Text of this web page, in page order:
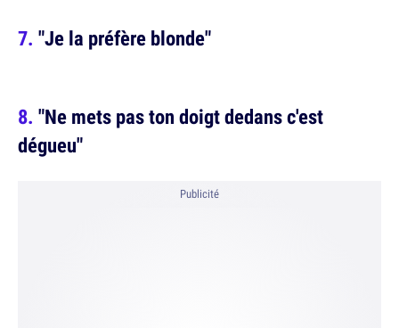
"Je la préfère blonde"
"Ne mets pas ton doigt dedans c'est
dégueu"
Publicité